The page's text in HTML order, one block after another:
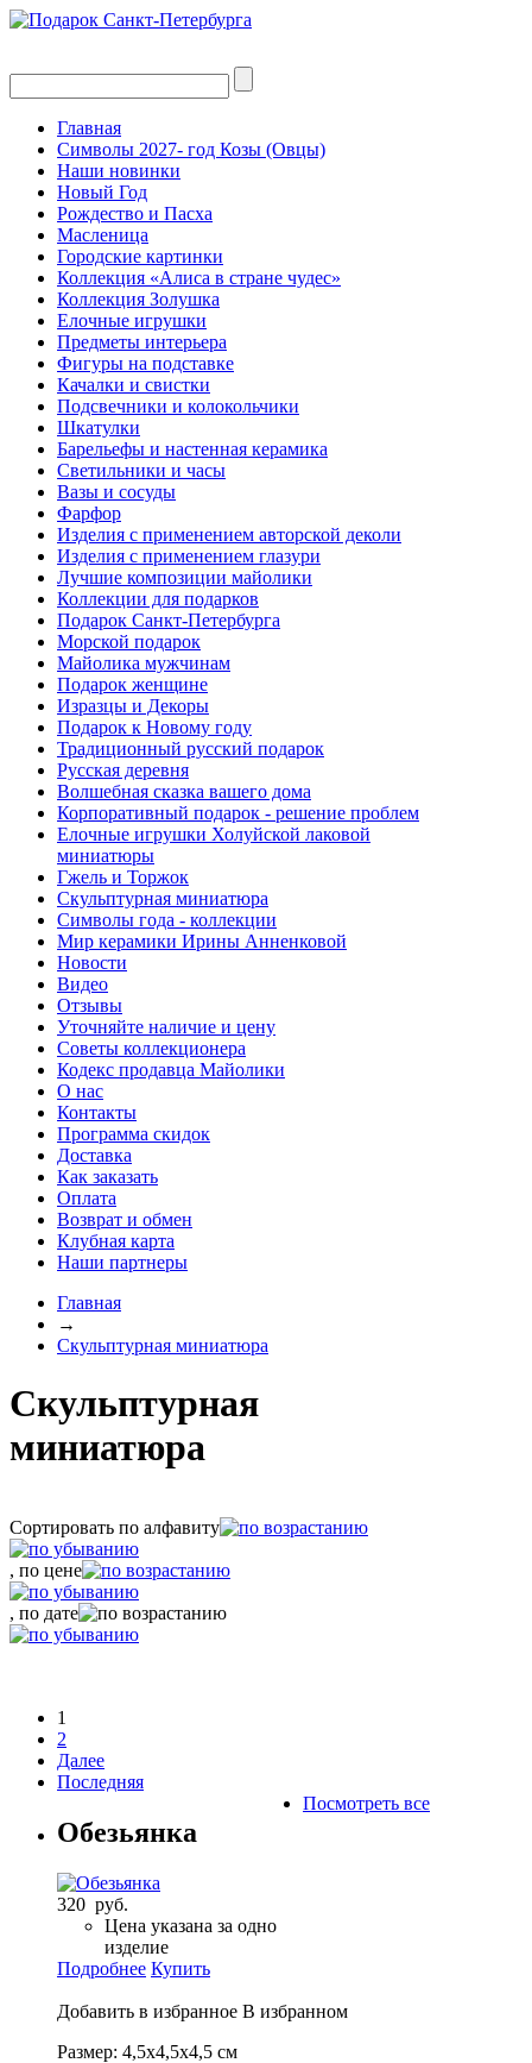
Главная
Символы 2027- год Козы (Овцы)
Наши новинки
Новый Год
Рождество и Пасха
Масленица
Городские картинки
Коллекция «Алиса в стране чудес»
Коллекция Золушка
Елочные игрушки
Предметы интерьера
Фигуры на подставке
Качалки и свистки
Подсвечники и колокольчики
Шкатулки
Барельефы и настенная керамика
Светильники и часы
Вазы и сосуды
Фарфор
Изделия с применением авторской деколи
Изделия с применением глазури
Лучшие композиции майолики
Коллекции для подарков
Подарок Санкт-Петербурга
Морской подарок
Майолика мужчинам
Подарок женщине
Изразцы и Декоры
Подарок к Новому году
Традиционный русский подарок
Русская деревня
Волшебная сказка вашего дома
Корпоративный подарок - решение проблем
Елочные игрушки Холуйской лаковой
миниатюры
Гжель и Торжок
Скульптурная миниатюра
Символы года - коллекции
Мир керамики Ирины Анненковой
Новости
Видео
Отзывы
Уточняйте наличие и цену
Советы коллекционера
Кодекс продавца Майолики
О нас
Контакты
Программа скидок
Доставка
Как заказать
Оплата
Возврат и обмен
Клубная карта
Наши партнеры
Главная
→
Скульптурная миниатюра
Скульптурная
миниатюра
Сортировать по алфавиту
, по цене
, по дате
1
2
Далее
Последняя
Посмотреть все
Обезьянка
320 руб.
Цена указана за одно
изделие
Подробнее Купить
Добавить в избранное В избранном
Размер: 4,5х4,5х4,5 см